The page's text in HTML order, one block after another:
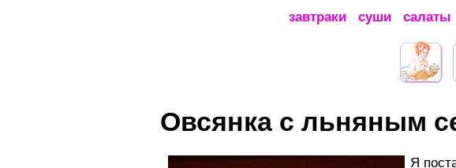
завтраки суши салаты
Овсянка с льняным
Я